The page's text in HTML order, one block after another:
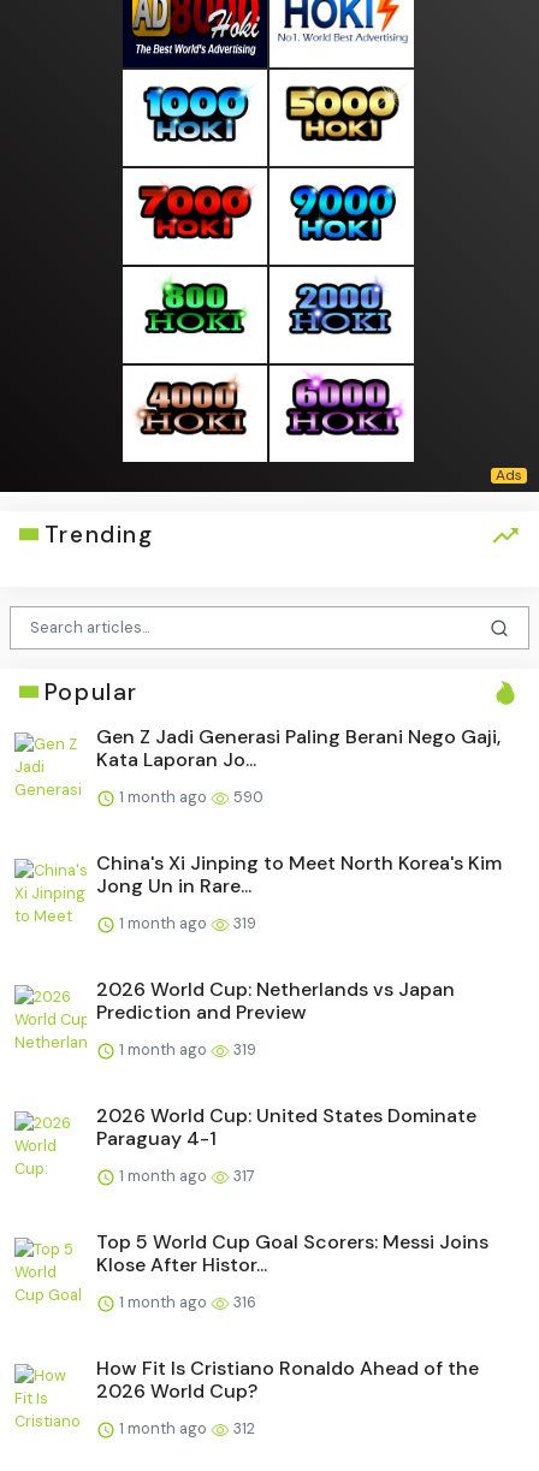
Trending
Popular
Gen Z Jadi Generasi Paling Berani Nego Gaji,
Kata Laporan Jo...
1 month ago 590
China's Xi Jinping to Meet North Korea's Kim
Jong Un in Rare...
1 month ago 319
2026 World Cup: Netherlands vs Japan
Prediction and Preview
1 month ago 319
2026 World Cup: United States Dominate
Paraguay 4-1
1 month ago 317
Top 5 World Cup Goal Scorers: Messi Joins
Klose After Histor...
1 month ago 316
How Fit Is Cristiano Ronaldo Ahead of the
2026 World Cup?
1 month ago 312